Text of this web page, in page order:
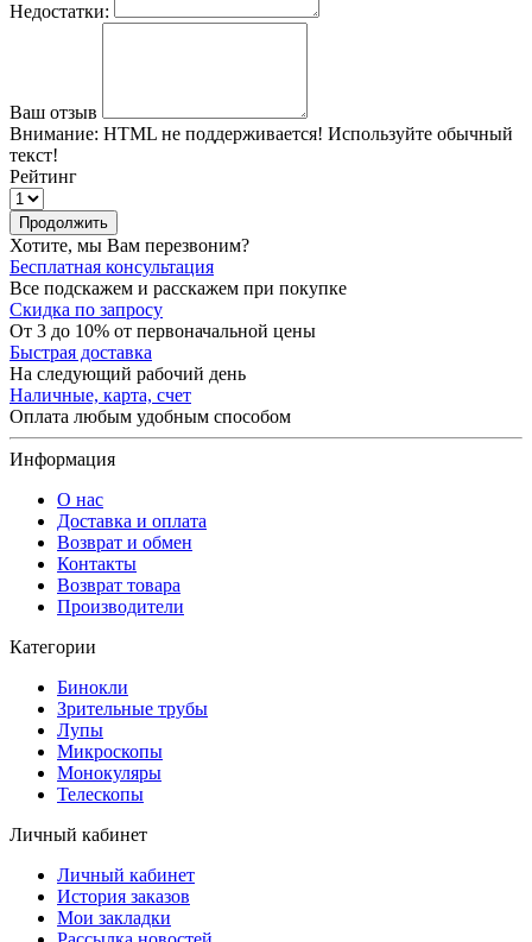
Недостатки:
Ваш отзыв
Внимание: HTML не поддерживается! Используйте обычный
текст!
Рейтинг
Продолжить
Хотите, мы Вам перезвоним?
Бесплатная консультация
Все подскажем и расскажем при покупке
Скидка по запросу
От 3 до 10% от первоначальной цены
Быстрая доставка
На следующий рабочий день
Наличные, карта, счет
Оплата любым удобным способом
Информация
О нас
Доставка и оплата
Возврат и обмен
Контакты
Возврат товара
Производители
Категории
Бинокли
Зрительные трубы
Лупы
Микроскопы
Монокуляры
Телескопы
Личный кабинет
Личный кабинет
История заказов
Мои закладки